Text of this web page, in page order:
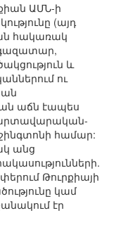
ԱՄՆ-ի
(այդ
հակառակ
գազատար,
և
ու
աճն էապես
համար:
անց
Թուրքիայի
կամ
էր